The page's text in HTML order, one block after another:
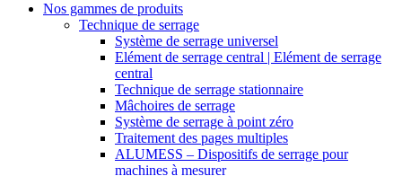
Nos gammes de produits
Technique de serrage
Système de serrage universel
Elément de serrage central | Elément de serrage
central
Technique de serrage stationnaire
Mâchoires de serrage
Système de serrage à point zéro
Traitement des pages multiples
ALUMESS – Dispositifs de serrage pour
machines à mesurer